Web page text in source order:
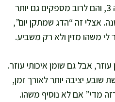
השומן שלהם מגיע עם אומגה 3, והם לרוב מספקים גם יותר
אצלי זה “הדג שמתקן יום”,
משהו מזין ולא רק משביע.
אבל גם שומן איכותי עוזר.
שובע יציבה יותר לאורך זמן,
מדי” אם לא נוסיף משהו.